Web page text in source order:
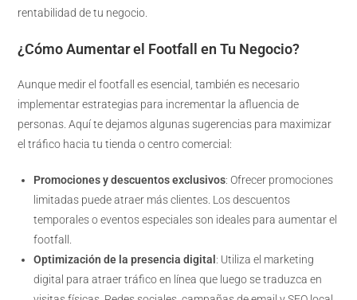
rentabilidad de tu negocio.
¿Cómo Aumentar el Footfall en Tu Negocio?
Aunque medir el footfall es esencial, también es necesario
implementar estrategias para incrementar la afluencia de
personas. Aquí te dejamos algunas sugerencias para maximizar
el tráfico hacia tu tienda o centro comercial:
Promociones y descuentos exclusivos: Ofrecer promociones
limitadas puede atraer más clientes. Los descuentos
temporales o eventos especiales son ideales para aumentar el
footfall.
Optimización de la presencia digital : Utiliza el marketing
digital para atraer tráfico en línea que luego se traduzca en